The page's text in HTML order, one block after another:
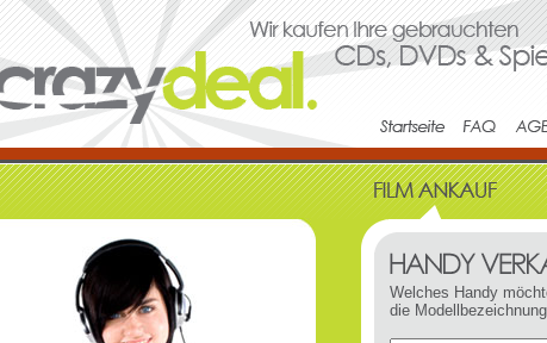
Welches Handy
die